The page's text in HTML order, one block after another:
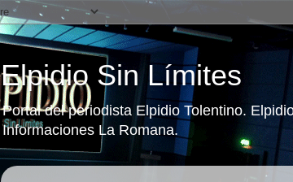
Elpidio Sin Límites
Portal del periodista Elpidio Tolentino.
Informaciones La Romana.